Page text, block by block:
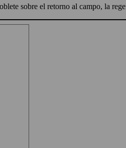
sobre el retorno al campo, la